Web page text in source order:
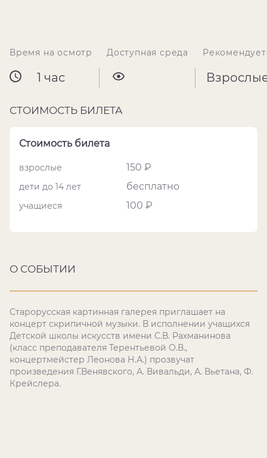
Время на осмотр
1 час
Доступная среда
СТОИМОСТЬ БИЛЕТА
Стоимость билета
взрослые 150 ₽
дети до 14 лет бесплатно
учащиеся 100 ₽
О СОБЫТИИ
Старорусская картинная галерея приглашает на
концерт скрипичной музыки. В исполнении учащихся
Детской школы искусств имени С.В. Рахманинова
(класс преподавателя Терентьевой О.В.,
концертмейстер Леонова Н.А.) прозвучат
произведения Г.Венявского, А. Вивальди, А. Вьетана, Ф.
Крейслера.